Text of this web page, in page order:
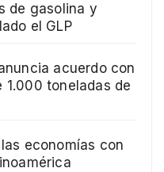
de gasolina y
el GLP
acuerdo con
1.000 toneladas de
economías con